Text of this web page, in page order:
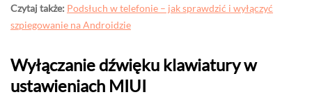
Czytaj także: Podsłuch w telefonie – jak sprawdzić i wyłączyć
szpiegowanie na Androidzie
Wyłączanie dźwięku klawiatury w
ustawieniach MIUI